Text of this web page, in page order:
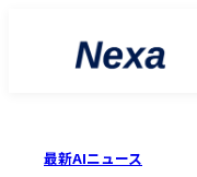
最新AIニュース